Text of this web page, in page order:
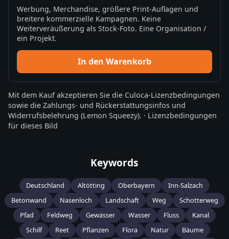
Werbung, Merchandise, größere Print-Auflagen und
breitere kommerzielle Kampagnen. Keine
Weiterveräußerung als Stock-Foto. Eine Organisation /
ein Projekt.
In den Warenkorb
Mit dem Kauf akzeptieren Sie die Culoca-Lizenzbedingungen
sowie die Zahlungs- und Rückerstattungsinfos und
Widerrufsbelehrung (Lemon Squeezy). · Lizenzbedingungen
für dieses Bild
Keywords
Deutschland Altötting Oberbayern
Inn-Salzach
Betonwand
Nasenloch Landschaft Weg
Schotterweg
Pfad
Feldweg Gewässer Wasser Fluss
Kanal
Schilf
Reet Pflanzen Flora Natur
Bäume